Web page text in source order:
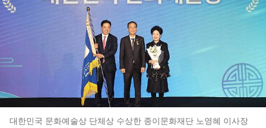
대한민국 문화예술상 단체상 수상한 종이문화재단 노영혜 이사장